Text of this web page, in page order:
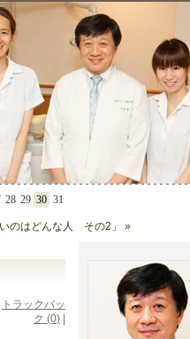
28 29 30 31
のはどんな人 その2」 »
トラックバッ
ク (0)